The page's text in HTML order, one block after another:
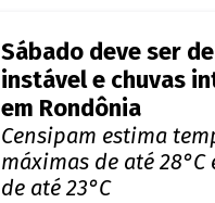
Sábado deve ser
instável e chuvas
em Rondônia
Censipam estima
máximas de até
de até 23°C